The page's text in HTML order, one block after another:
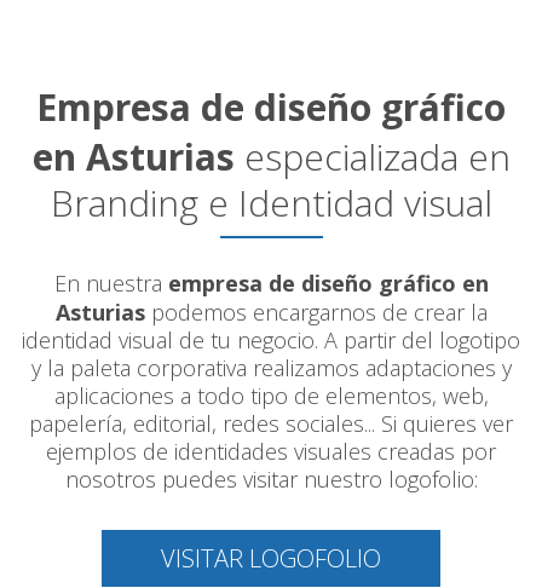
Empresa de diseño gráfico
en Asturias especializada en
Branding e Identidad visual
En nuestra empresa de diseño gráfico en
Asturiaspodemos encargarnos de crear la
identidad visual de tu negocio. A partir del logotipo
y la paleta corporativa realizamos adaptaciones y
aplicaciones a todo tipo de elementos, web,
papelería, editorial, redes sociales... Si quieres ver
ejemplos de identidades visuales creadas por
nosotros puedes visitar nuestro logofolio:
VISITAR LOGOFOLIO